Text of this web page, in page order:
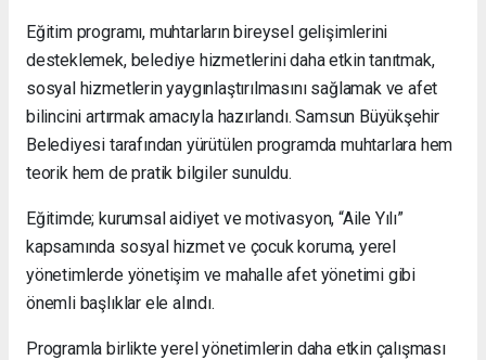
Eğitim programı, muhtarların bireysel gelişimlerini
desteklemek, belediye hizmetlerini daha etkin tanıtmak,
sosyal hizmetlerin yaygınlaştırılmasını sağlamak ve afet
bilincini artırmak amacıyla hazırlandı. Samsun Büyükşehir
Belediyesi tarafından yürütülen programda muhtarlara hem
teorik hem de pratik bilgiler sunuldu.
Eğitimde; kurumsal aidiyet ve motivasyon, “Aile Yılı”
kapsamında sosyal hizmet ve çocuk koruma, yerel
yönetimlerde yönetişim ve mahalle afet yönetimi gibi
önemli başlıklar ele alındı.
Programla birlikte yerel yönetimlerin daha etkin çalışması